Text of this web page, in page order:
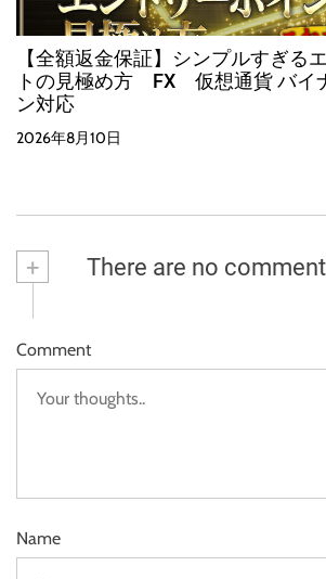
【全額返金保証】シンプルすぎる
トの見極め方 FX 仮想通貨 バイ
ン対応
2026年8月10日
+ There are no
Comment
Name